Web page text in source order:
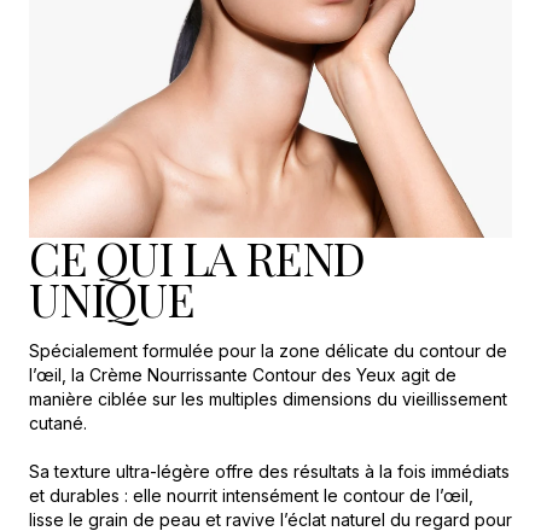
CE QUI LA REND
UNIQUE
Spécialement formulée pour la zone délicate du contour de
l’œil, la Crème Nourrissante Contour des Yeux agit de
manière ciblée sur les multiples dimensions du vieillissement
cutané.
Sa texture ultra-légère offre des résultats à la fois immédiats
et durables : elle nourrit intensément le contour de l’œil,
lisse le grain de peau et ravive l’éclat naturel du regard pour